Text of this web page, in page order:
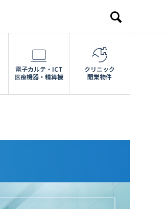
電子カルテ・ICT
医療機器・精算機
クリニック
開業物件